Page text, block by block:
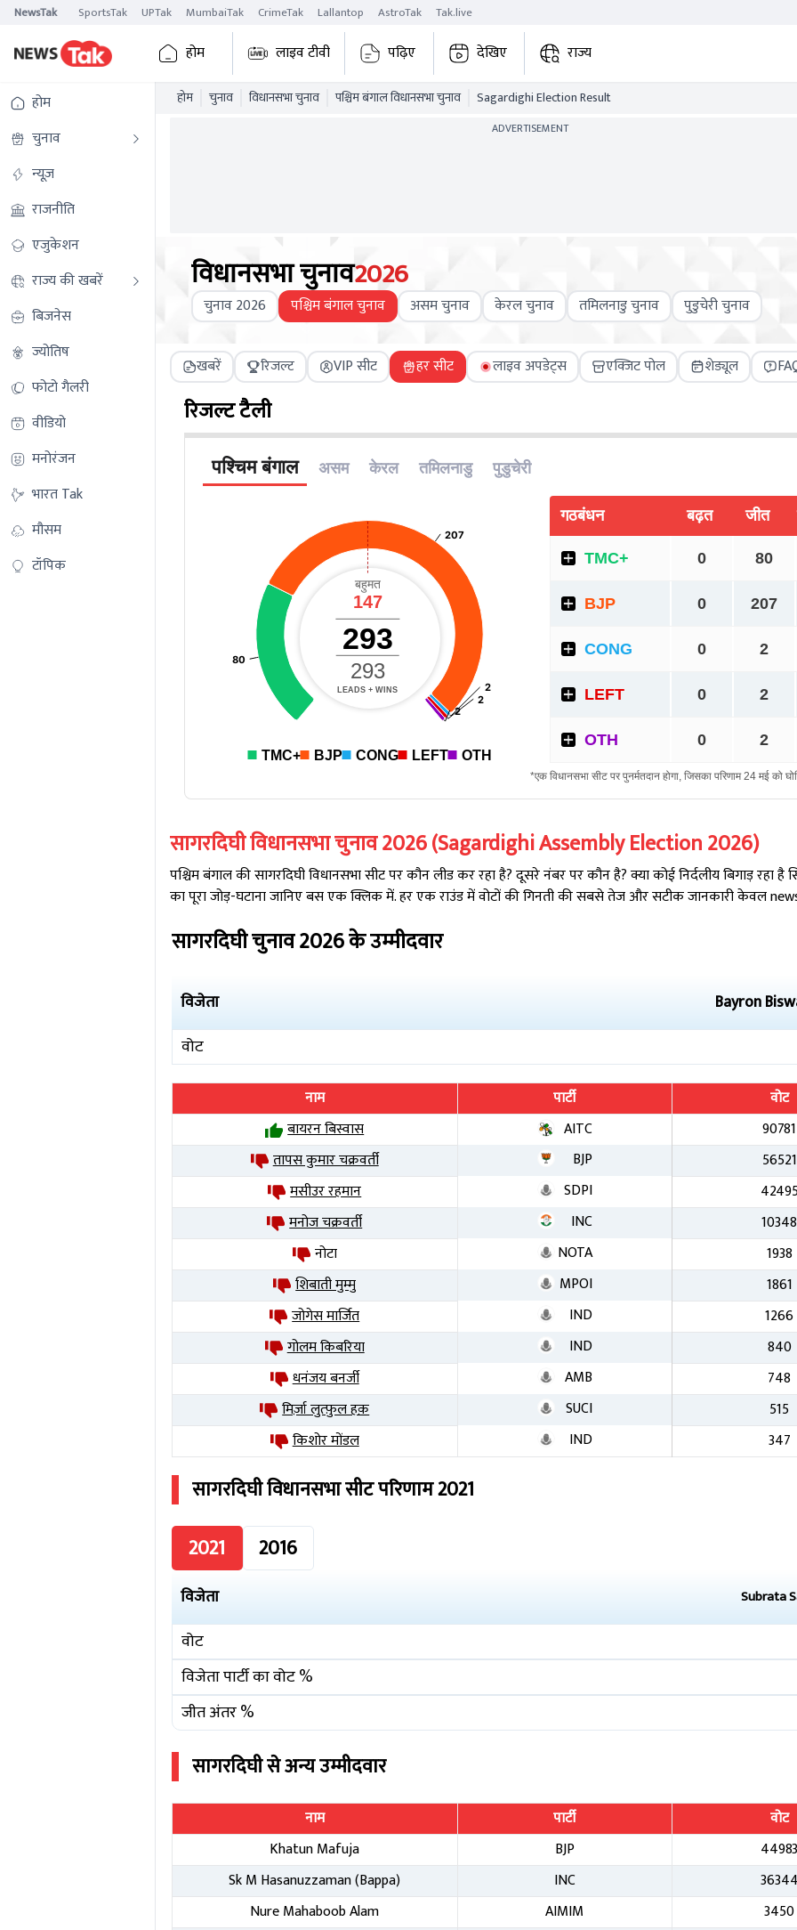
NewsTak SportsTak UPTak MumbaiTak CrimeTak Lallantop AstroTak Tak.live
होम लाइव टीवी पढ़िए देखिए राज्य
होम
चुनाव
न्यूज़
राजनीति
एजुकेशन
राज्य की खबरें
बिजनेस
ज्योतिष
फोटो गैलरी
वीडियो
मनोरंजन
भारत Tak
मौसम
टॉपिक
होम चुनाव विधानसभा चुनाव पश्चिम बंगाल विधानसभा चुनाव Sagardighi Election Result
ADVERTISEMENT
विधानसभा चुनाव2026
चुनाव 2026 पश्चिम बंगाल चुनाव असम चुनाव केरल चुनाव तमिलनाडु चुनाव पुडुचेरी चुनाव
खबरें रिजल्ट VIP सीट हर सीट लाइव अपडेट्स एक्जिट पोल शेड्यूल
रिजल्ट टैली
सागरदिघीविधानसभा चुनाव2026(SagardighiAssembly Election2026)
पश्चिम बंगालकीसागरदिघीविधानसभा सीट पर कौन लीड कर रहा है? दूसरे नंबर पर कौन है? क्या कोई निर्दलीय बिगाड़ रहा है
का पूरा जोड़-घटाना जानिए बस एक क्लिक में. हर एक राउंड में वोटों की गिनती की सबसे तेज और सटीक जानकारी केवल
सागरदिघीचुनाव2026के उम्मीदवार
विजेता Bayron
वोट
नाम पार्टी
वोट
बायरन बिस्वास
AITC
90781
तापस कुमार चक्रवर्ती
BJP
56521
मसीउर रहमान
SDPI
मनोज चक्रवर्ती
INC
10348
नोटा
NOTA
1938
शिबाती मुम्मु
MPOI
1861
जोगेस मार्जित
IND
1266
गोलम किबरिया
IND
840
धनंजय बनर्जी
AMB
748
मिर्ज़ा लुत्फ़ुल हक़
SUCI
515
किशोर मोंडल
IND 347
सागरदिघीविधानसभा सीट परिणाम2021
2021
2016
विजेता Subrata
वोट
विजेता पार्टी का वोट %
जीत अंतर %
सागरदिघीसे अन्य उम्मीदवार
नाम पार्टी
वोट
Khatun Mafuja
BJP
44983
Sk M Hasanuzzaman (Bappa)
INC
36344
Nure Mahaboob Alam
AIMIM
3450